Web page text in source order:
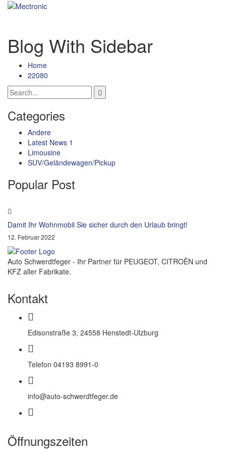
Blog With Sidebar
Home
22080
Categories
Andere
Latest News 1
Limousine
SUV/Geländewagen/Pickup
Popular Post
Damit Ihr Wohnmobil Sie sicher durch den Urlaub bringt!
12. Februar 2022
Auto Schwerdtfeger - Ihr Partner für PEUGEOT, CITROËN und
KFZ aller Fabrikate.
Kontakt
Edisonstraße 3, 24558 Henstedt-Ulzburg
Telefon 04193 8991-0
info@auto-schwerdtfeger.de
Öffnungszeiten